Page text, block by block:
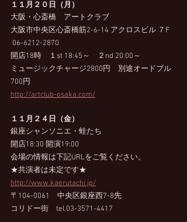
１１月２０日（月）
大阪・心斎橋　アートクラブ
大阪市中央区心斎橋筋2-6-14 アクロスビル ７F
06-6212-2870
開店18時　１st 18:45～　２nd 20:00～
ミュージックチャージ2800円　別途オードブル
700円
http://artclub-osaka.com/
１１月２４日（金）
銀座シャンソニエ・蛙たち
開店18:30 開演19:00
会場の情報は下記URLをご覧ください。
★共演者は未定です★
http://www.kaerutachi.jp/
〒104-0061　中央区銀座西7-8先
コリドー街　tel.03-3571-4417